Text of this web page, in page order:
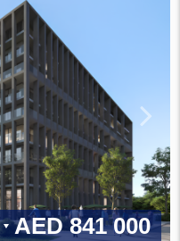
841 000 AED